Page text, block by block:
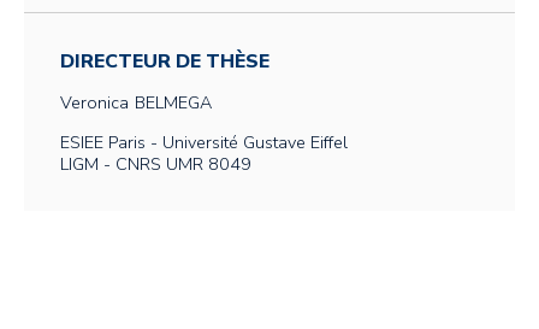
DIRECTEUR DE THÈSE
Veronica BELMEGA
ESIEE Paris - Université Gustave Eiffel
LIGM - CNRS UMR 8049